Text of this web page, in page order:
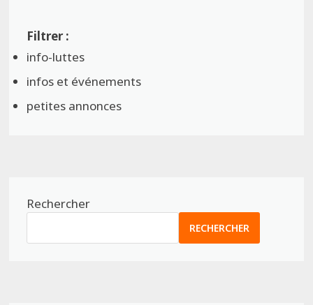
info-luttes
infos et événements
petites annonces
Rechercher
RECHERCHER